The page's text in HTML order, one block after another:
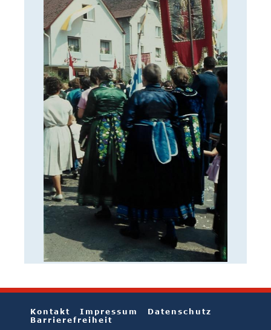
Kontakt Impressum
Datenschutz
Barrierefreiheit